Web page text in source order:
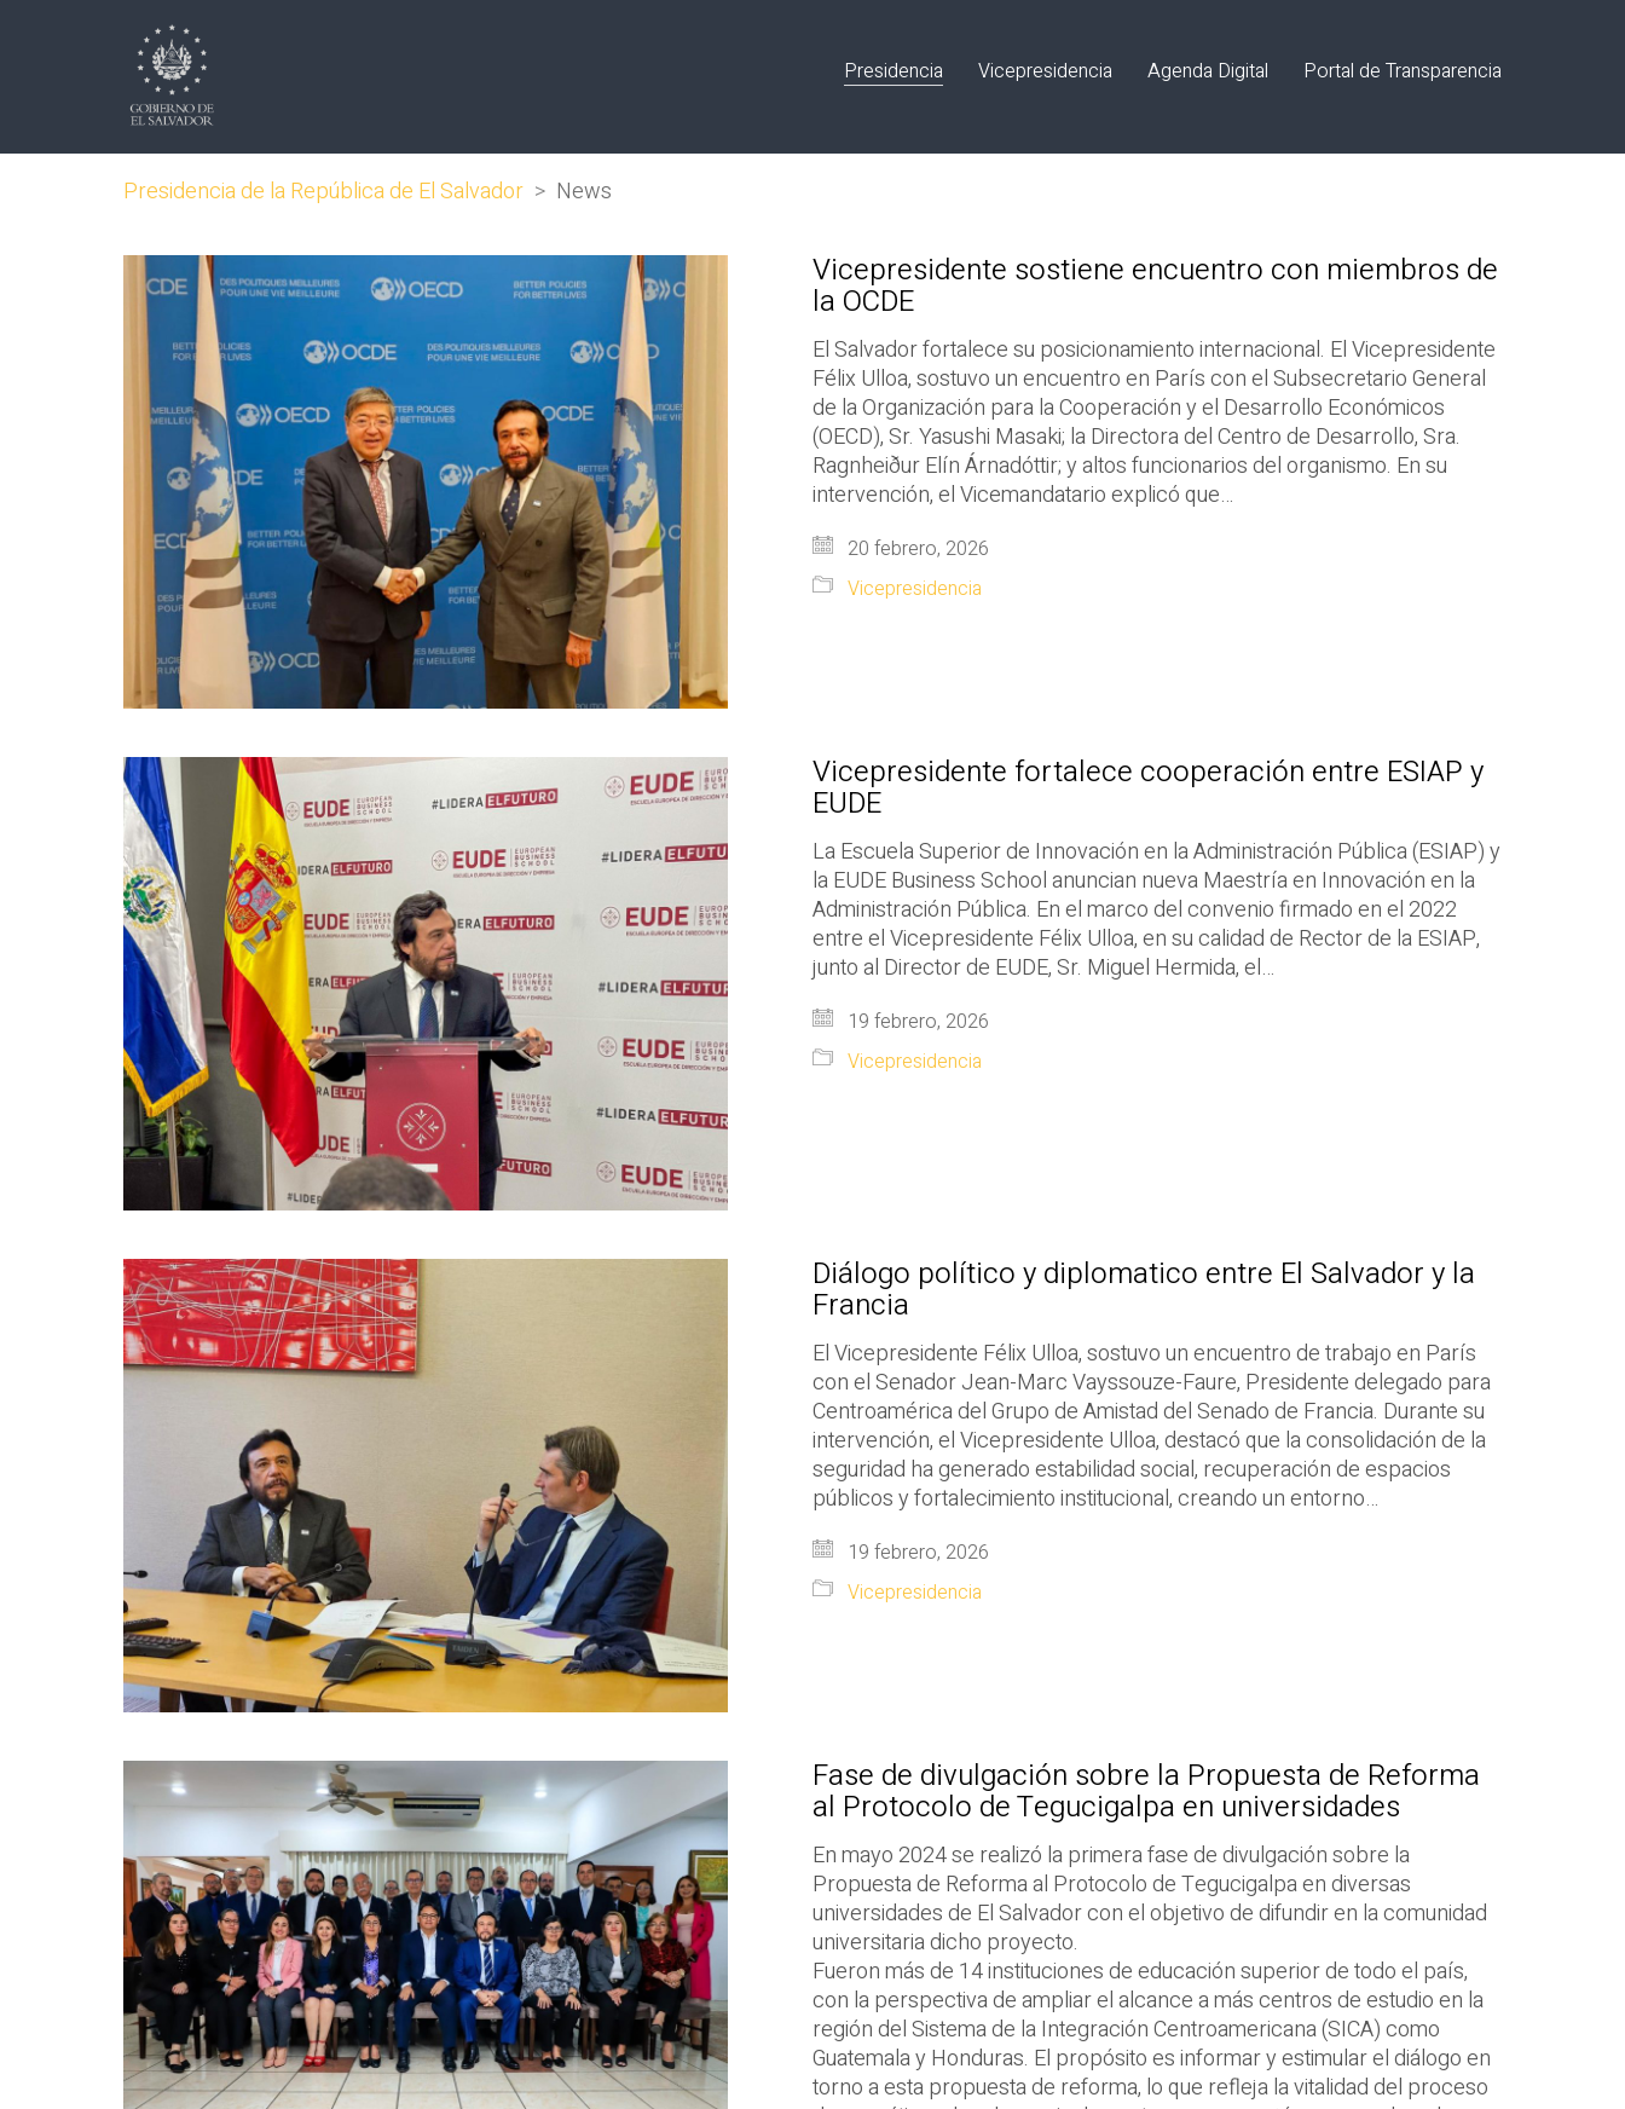
Presidencia Vicepresidencia Agenda Digital Portal de Transparencia
Presidencia de la República de El Salvador > News
Vicepresidente sostiene encuentro con miembros de
la OCDE
El Salvador fortalece su posicionamiento internacional. El Vicepresidente
Félix Ulloa, sostuvo un encuentro en París con el Subsecretario General
de la Organización para la Cooperación y el Desarrollo Económicos
(OECD), Sr. Yasushi Masaki; la Directora del Centro de Desarrollo, Sra.
Ragnheiður Elín Árnadóttir; y altos funcionarios del organismo. En su
intervención, el Vicemandatario explicó que…
20 febrero, 2026
Vicepresidencia
Vicepresidente fortalece cooperación entre ESIAP y
EUDE
La Escuela Superior de Innovación en la Administración Pública (ESIAP) y
la EUDE Business School anuncian nueva Maestría en Innovación en la
Administración Pública. En el marco del convenio firmado en el 2022
entre el Vicepresidente Félix Ulloa, en su calidad de Rector de la ESIAP,
junto al Director de EUDE, Sr. Miguel Hermida, el…
19 febrero, 2026
Vicepresidencia
Diálogo político y diplomatico entre El Salvador y la
Francia
El Vicepresidente Félix Ulloa, sostuvo un encuentro de trabajo en París
con el Senador Jean-Marc Vayssouze-Faure, Presidente delegado para
Centroamérica del Grupo de Amistad del Senado de Francia. Durante su
intervención, el Vicepresidente Ulloa, destacó que la consolidación de la
seguridad ha generado estabilidad social, recuperación de espacios
públicos y fortalecimiento institucional, creando un entorno…
19 febrero, 2026
Vicepresidencia
Fase de divulgación sobre la Propuesta de Reforma
al Protocolo de Tegucigalpa en universidades
En mayo 2024 se realizó la primera fase de divulgación sobre la
Propuesta de Reforma al Protocolo de Tegucigalpa en diversas
universidades de El Salvador con el objetivo de difundir en la comunidad
universitaria dicho proyecto.
Fueron más de 14 instituciones de educación superior de todo el país,
con la perspectiva de ampliar el alcance a más centros de estudio en la
región del Sistema de la Integración Centroamericana (SICA) como
Guatemala y Honduras. El propósito es informar y estimular el diálogo en
torno a esta propuesta de reforma, lo que refleja la vitalidad del proceso